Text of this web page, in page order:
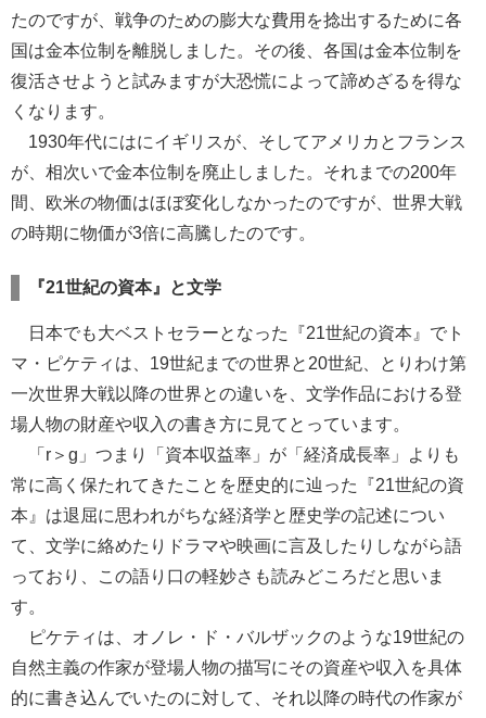
たのですが、戦争のための膨大な費用を捻出するために各
国は金本位制を離脱しました。その後、各国は金本位制を
復活させようと試みますが大恐慌によって諦めざるを得な
くなります。
1930年代にはにイギリスが、そしてアメリカとフランス
が、相次いで金本位制を廃止しました。それまでの200年
間、欧米の物価はほぼ変化しなかったのですが、世界大戦
の時期に物価が3倍に高騰したのです。
『21世紀の資本』と文学
日本でも大ベストセラーとなった『21世紀の資本』でト
マ・ピケティは、19世紀までの世界と20世紀、とりわけ第
一次世界大戦以降の世界との違いを、文学作品における登
場人物の財産や収入の書き方に見てとっています。
「r＞g」つまり「資本収益率」が「経済成長率」よりも
常に高く保たれてきたことを歴史的に辿った『21世紀の資
本』は退屈に思われがちな経済学と歴史学の記述につい
て、文学に絡めたりドラマや映画に言及したりしながら語
っており、この語り口の軽妙さも読みどころだと思いま
す。
ピケティは、オノレ・ド・バルザックのような19世紀の
自然主義の作家が登場人物の描写にその資産や収入を具体
的に書き込んでいたのに対して、それ以降の時代の作家が